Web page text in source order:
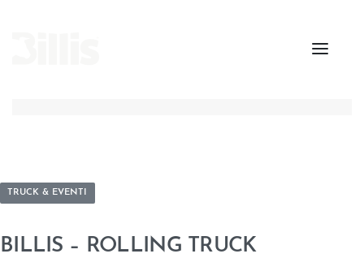
TRUCK & EVENTI
BILLIS – ROLLING TRUCK